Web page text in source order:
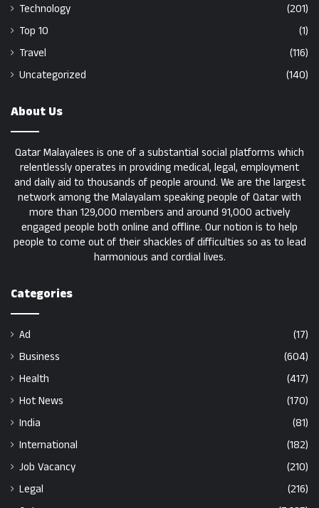
Technology
(201)
Top 10
(1)
Travel
(116)
Uncategorized
(140)
About Us
Qatar Malayalees is one of a substantial social platforms which
relentlessly operates in providing medical, legal, employment
and daily aid to thousands of people around. We are the largest
network among the Malayalam speaking people of Qatar with
more than 129,000 members and around 91,000 actively
engaged people both online and offline. Our notion is to help
people to come out of their shackles of difficulties so as to lead
harmonious and cordial lives.
Categories
Ad
(17)
Business
(604)
Health
(417)
Hot News
(170)
India
(81)
International
(182)
Job Vacancy
(210)
Legal
(216)